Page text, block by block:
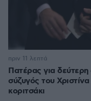
Πατέρας για
σύζυγός του
κοριτσάκι
πριν 11 λεπτά